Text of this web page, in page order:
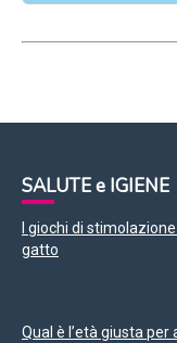
SALUTE e IGIENE
I giochi di
gatto
Qual è l’età giusta